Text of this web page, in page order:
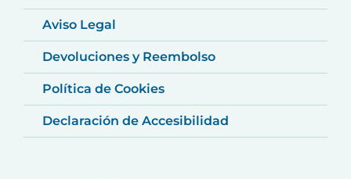
Aviso Legal
Devoluciones y Reembolso
Política de Cookies
Declaración de Accesibilidad